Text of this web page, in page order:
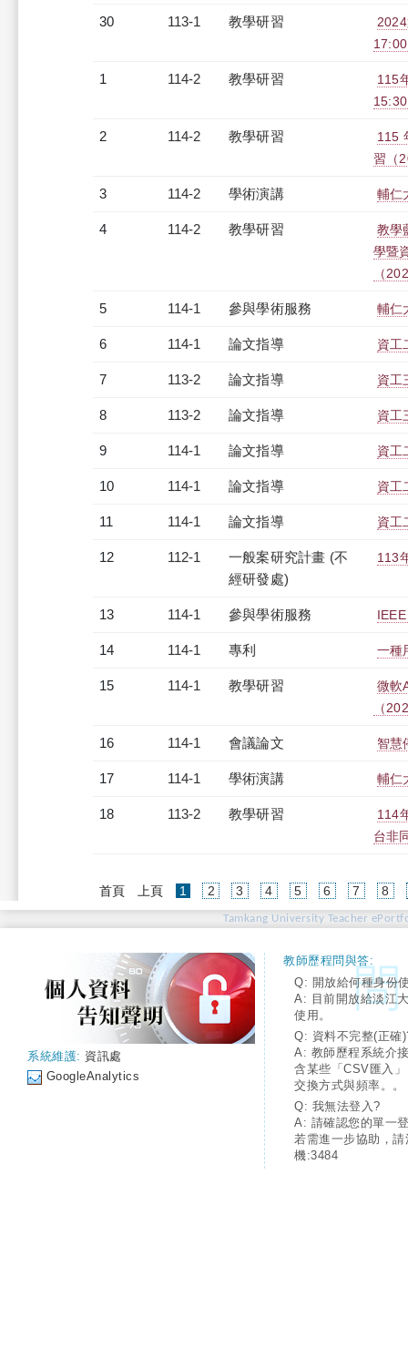
30 113-1 教學研習
1 114-2 教學研習
115
2 114-2 教學研習
115
習（
3 114-2 學術演講 輔仁
4 114-2 教學研習
教學
學暨
（
5 114-1 參與學術服務 輔仁
6 114-1 論文指導 資工
7 113-2 論文指導 資工
8 113-2 論文指導 資工
9 114-1 論文指導 資工
10 114-1 論文指導 資工
11 114-1 論文指導 資工
12 112-1
一般案研究計畫 (不
經研發處)
113
13 114-1 參與學術服務
14 114-1 專利 一種
15 114-1 教學研習
微軟
（
16 114-1 會議論文 智慧
17 114-1 學術演講 輔仁
18 113-2 教學研習
114
台非
首頁 上頁 1 (current)
2 3 4 5 6 7 8
Tamkang University Teacher
系統維護: 資訊處
GoogleAnalytics
教師歷程問與答:
Q: 開放給何種身份
A: 目前開放給淡江
使用。
Q: 資料不完整(正確
A: 教師歷程系統介
含某些「CSV匯入
交換方式與頻率。。
Q: 我無法登入?
A: 請確認您的單一
若需進一步協助，
機:3484